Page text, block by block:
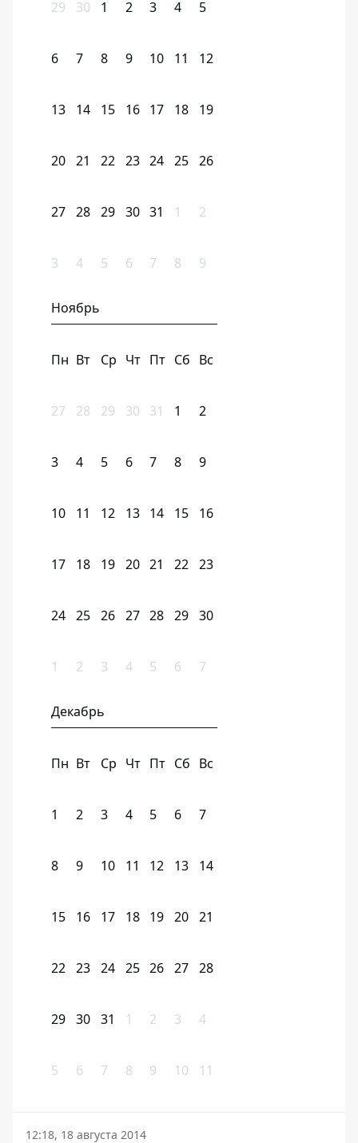
29 30 1 2 3 4 5
6 7 8 9 10 11 12
13 14 15 16 17 18 19
20 21 22 23 24 25 26
27 28 29 30 31 1 2
3 4 5 6 7 8 9
Ноябрь
Пн Вт Ср Чт Пт Сб Вс
27 28 29 30 31 1 2
3 4 5 6 7 8 9
10 11 12 13 14 15 16
17 18 19 20 21 22 23
24 25 26 27 28 29 30
1 2 3 4 5 6 7
Декабрь
Пн Вт Ср Чт Пт Сб Вс
1 2 3 4 5 6 7
8 9 10 11 12 13 14
15 16 17 18 19 20 21
22 23 24 25 26 27 28
29 30 31 1 2 3 4
5 6 7 8 9 10 11
12:18, 18 августа 2014